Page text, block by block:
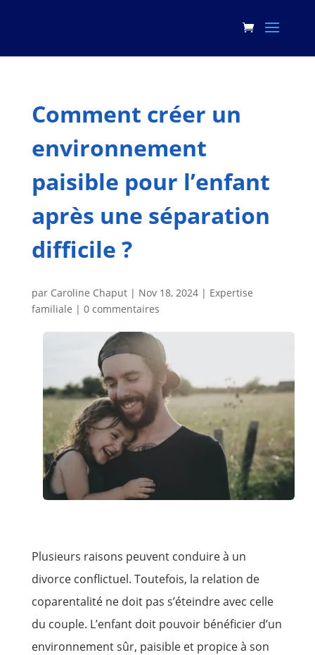
Comment créer un
environnement
paisible pour l’enfant
après une séparation
difficile ?
par Caroline Chaput| Nov 18, 2024| Expertise
familiale | 0 commentaires
Plusieurs raisons peuvent conduire à un
divorce conflictuel. Toutefois, la relation de
coparentalité ne doit pas s’éteindre avec celle
du couple. L’enfant doit pouvoir bénéficier d’un
environnement sûr, paisible et propice à son